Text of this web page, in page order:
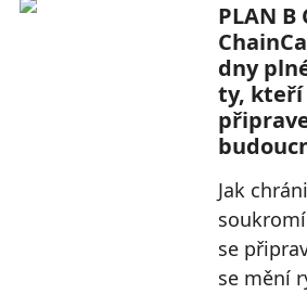
PLAN B
dny
ty,
Jak
se
se mění